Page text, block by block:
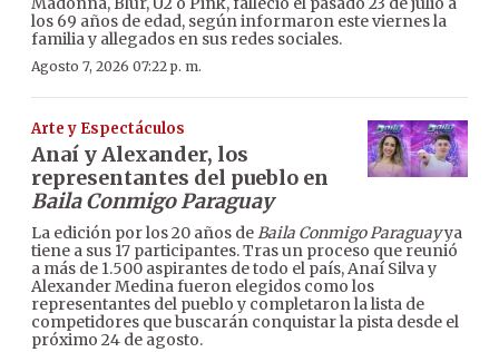
los 69 años de edad, según informaron este viernes la
familia y allegados en sus redes sociales.
Agosto 7, 2026 07:22 p. m.
Arte y Espectáculos
Anaí y Alexander, los
representantes del pueblo en
Baila Conmigo Paraguay
La edición por los 20 años deBaila Conmigo Paraguayya
tiene a sus 17 participantes. Tras un proceso que reunió
a más de 1.500 aspirantes de todo el país, Anaí Silva y
Alexander Medina fueron elegidos como los
representantes del pueblo y completaron la lista de
competidores que buscarán conquistar la pista desde el
próximo 24 de agosto.